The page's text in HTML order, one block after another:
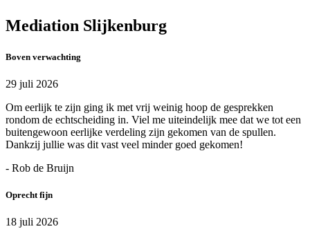
Mediation Slijkenburg
Boven verwachting
29 juli 2026
Om eerlijk te zijn ging ik met vrij weinig hoop de gesprekken
rondom de echtscheiding in. Viel me uiteindelijk mee dat we tot een
buitengewoon eerlijke verdeling zijn gekomen van de spullen.
Dankzij jullie was dit vast veel minder goed gekomen!
- Rob de Bruijn
Oprecht fijn
18 juli 2026